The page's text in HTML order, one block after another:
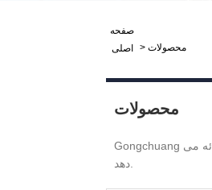
صفحه
اصلی
> محصولات
محصولات
Gongchuang یک تولید کننده و تامین کننده حرفه ای در چین است. کارخانه ما شیر توپی کاملا جوش داده شده، شیر دروازه پنوماتیک، شیر چک فولادی فورج شده و غیره را ارائه می
دهد.